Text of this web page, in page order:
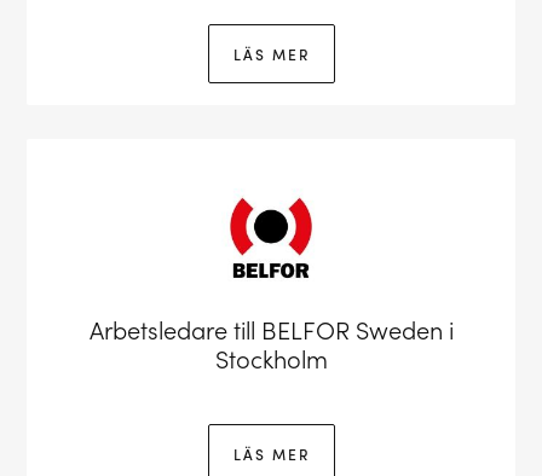
LÄS MER
Arbetsledare till BELFOR Sweden i
Stockholm
LÄS MER